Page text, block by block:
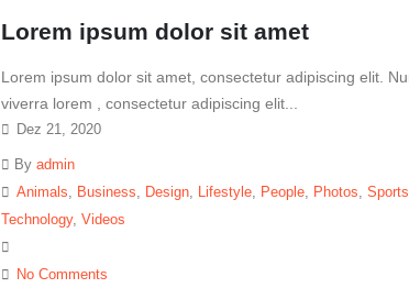
Lorem ipsum dolor sit amet
Lorem ipsum dolor sit amet, consectetur adipiscing elit.
viverra lorem , consectetur adipiscing elit...
Dez 21, 2020
By admin
Animals, Business, Design, Lifestyle, People, Photos, Sports
Technology, Videos
No Comments